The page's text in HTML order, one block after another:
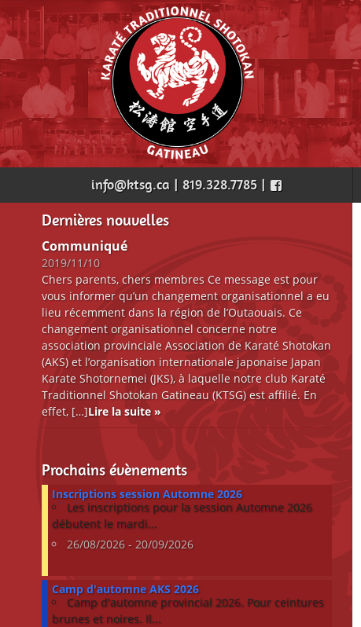
info@ktsg.ca | 819.328.7785 |
Dernières nouvelles
Communiqué
2019/11/10
Chers parents, chers membres Ce message est pour
vous informer qu’un changement organisationnel a eu
lieu récemment dans la région de l’Outaouais. Ce
changement organisationnel concerne notre
association provinciale Association de Karaté Shotokan
(AKS) et l’organisation internationale japonaise Japan
Karate Shotornemei (JKS), à laquelle notre club Karaté
Traditionnel Shotokan Gatineau (KTSG) est affilié. En
effet, […]Lire la suite »
Prochains évènements
Inscriptions session Automne 2026
Les inscriptions pour la session Automne 2026
débutent le mardi...
26/08/2026 - 20/09/2026
Camp d'automne AKS 2026
Camp d'automne provincial 2026. Pour ceintures
brunes et noires. Il...